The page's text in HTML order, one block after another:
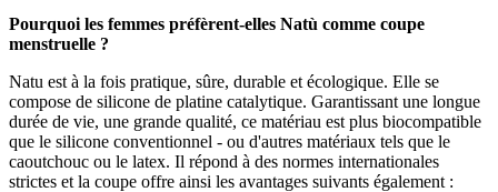
Pourquoi les femmes préfèrent-elles Natù comme coupe
menstruelle ?
Natu est à la fois pratique, sûre, durable et écologique. Elle se
compose de silicone de platine catalytique. Garantissant une longue
durée de vie, une grande qualité, ce matériau est plus biocompatible
que le silicone conventionnel - ou d'autres matériaux tels que le
caoutchouc ou le latex. Il répond à des normes internationales
strictes et la coupe offre ainsi les avantages suivants également :